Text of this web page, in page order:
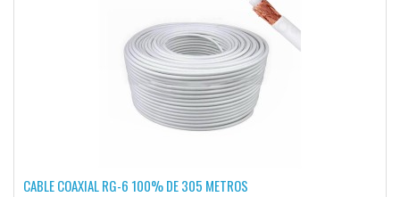
CABLE COAXIAL RG-6 100% DE 305 METROS